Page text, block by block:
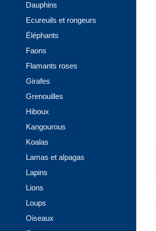
Dauphins
Ecureuils et rongeurs
Éléphants
Faons
Flamants roses
Girafes
Grenouilles
Hiboux
Kangourous
Koalas
Lamas et alpagas
Lapins
Lions
Loups
Oiseaux